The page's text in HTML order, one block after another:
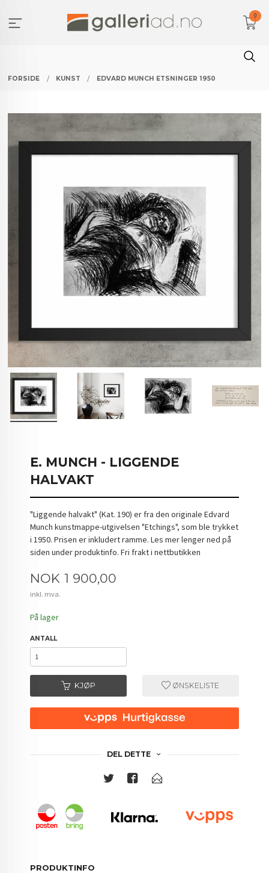
innholdet
0
FORSIDE KUNST EDVARD MUNCH ETSNINGER 1950
E. MUNCH - LIGGENDE
HALVAKT
"Liggende halvakt" (Kat. 190) er fra den originale Edvard
Munch kunstmappe-utgivelsen "Etchings", som ble trykket
i 1950. Prisen er inkludert ramme. Les mer lenger ned på
siden under produktinfo. Fri frakt i nettbutikken
Pris
NOK 1 900,00
inkl. mva.
På lager
ANTALL
KJØP ØNSKELISTE
DEL DETTE
PRODUKTINFO